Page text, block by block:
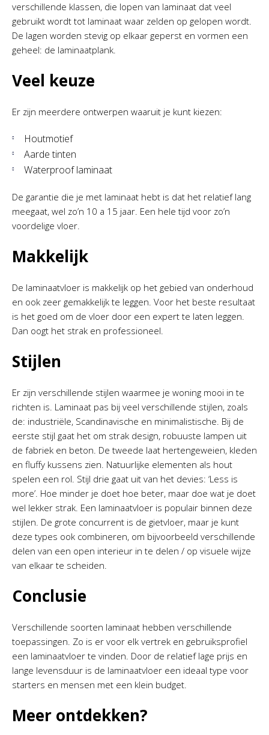
verschillende klassen, die lopen van laminaat dat veel
gebruikt wordt tot laminaat waar zelden op gelopen wordt.
De lagen worden stevig op elkaar geperst en vormen een
geheel: de laminaatplank.
Veel keuze
Er zijn meerdere ontwerpen waaruit je kunt kiezen:
Houtmotief
Aarde tinten
Waterproof laminaat
De garantie die je met laminaat hebt is dat het relatief lang
meegaat, wel zo’n 10 a 15 jaar. Een hele tijd voor zo’n
voordelige vloer.
Makkelijk
De laminaatvloer is makkelijk op het gebied van onderhoud
en ook zeer gemakkelijk te leggen. Voor het beste resultaat
is het goed om de vloer door een expert te laten leggen.
Dan oogt het strak en professioneel.
Stijlen
Er zijn verschillende stijlen waarmee je woning mooi in te
richten is. Laminaat pas bij veel verschillende stijlen, zoals
de: industriële, Scandinavische en minimalistische. Bij de
eerste stijl gaat het om strak design, robuuste lampen uit
de fabriek en beton. De tweede laat hertengeweien, kleden
en fluffy kussens zien. Natuurlijke elementen als hout
spelen een rol. Stijl drie gaat uit van het devies: ‘Less is
more’. Hoe minder je doet hoe beter, maar doe wat je doet
wel lekker strak. Een laminaatvloer is populair binnen deze
stijlen. De grote concurrent is de gietvloer, maar je kunt
deze types ook combineren, om bijvoorbeeld verschillende
delen van een open interieur in te delen / op visuele wijze
van elkaar te scheiden.
Conclusie
Verschillende soorten laminaat hebben verschillende
toepassingen. Zo is er voor elk vertrek en gebruiksprofiel
een laminaatvloer te vinden. Door de relatief lage prijs en
lange levensduur is de laminaatvloer een ideaal type voor
starters en mensen met een klein budget.
Meer ontdekken?